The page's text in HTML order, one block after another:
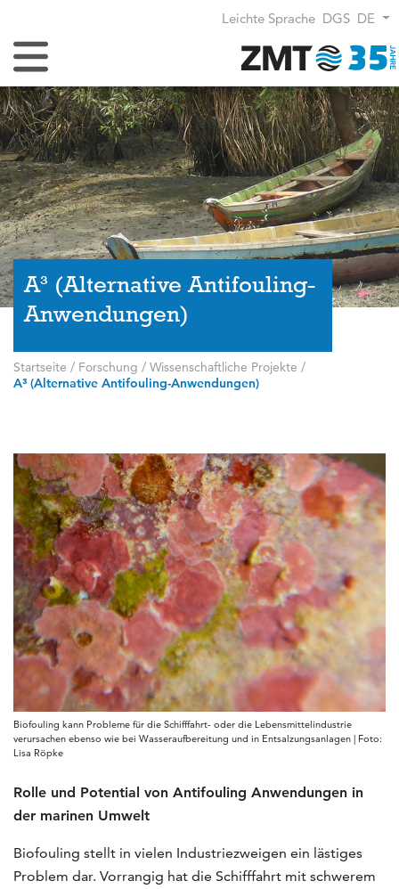
Leichte Sprache DGS DE
Navigation umschalten
A³ (Alternative Antifouling-
Anwendungen)
Startseite / Forschung / Wissenschaftliche Projekte /
A³ (Alternative Antifouling-Anwendungen)
Biofouling kann Probleme für die Schifffahrt- oder die Lebensmittelindustrie
verursachen ebenso wie bei Wasseraufbereitung und in Entsalzungsanlagen | Foto:
Lisa Röpke
Rolle und Potential von Antifouling Anwendungen in
der marinen Umwelt
Biofouling stellt in vielen Industriezweigen ein lästiges
Problem dar. Vorrangig hat die Schifffahrt mit schwerem